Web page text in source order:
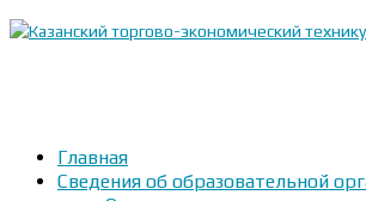
Главная
Сведения об образовательной